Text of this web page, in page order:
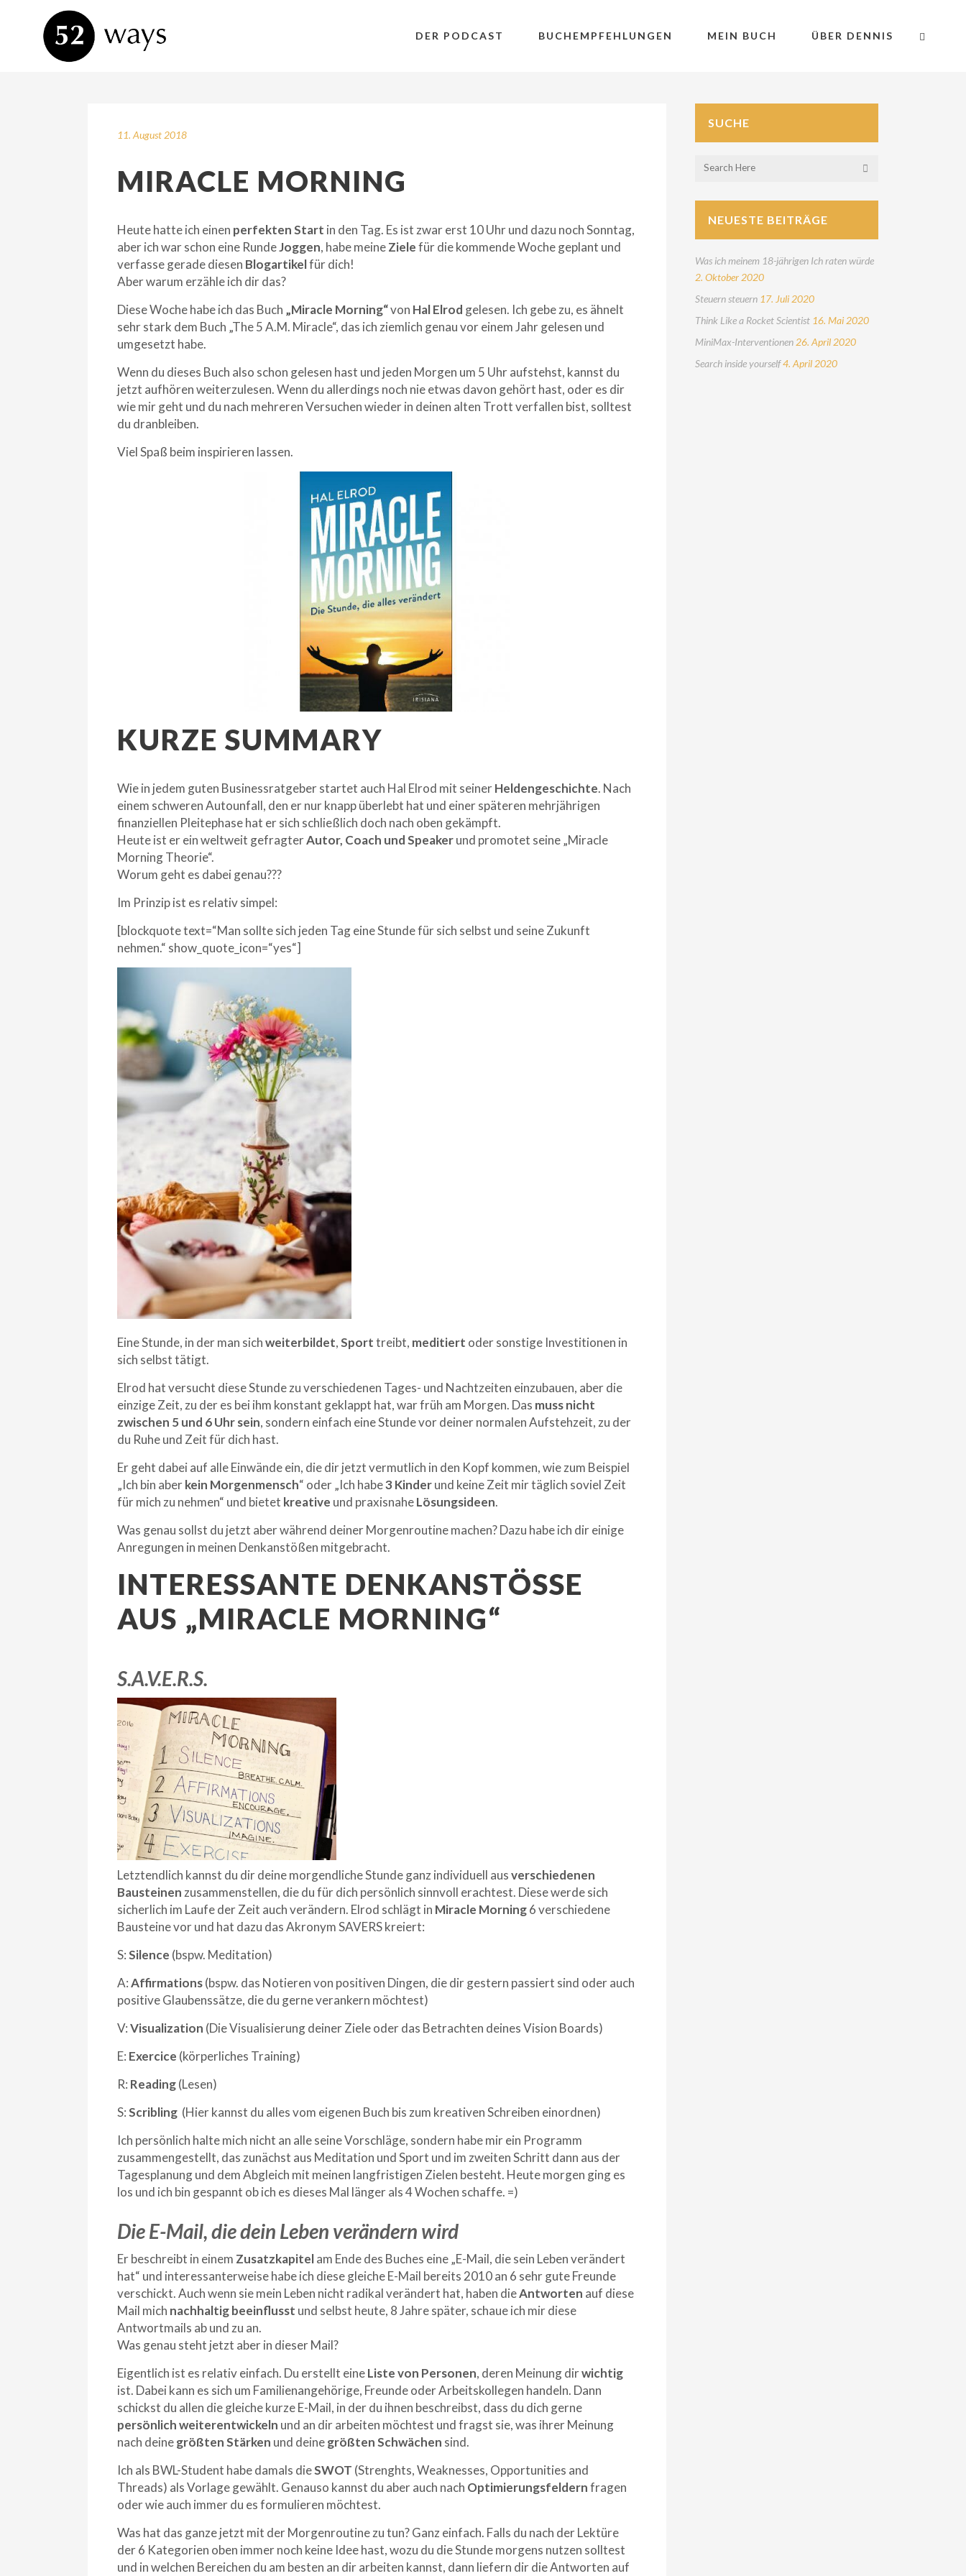
DER PODCAST BUCHEMPFEHLUNGEN MEIN BUCH ÜBER DENNIS
11. August 2018
MIRACLE MORNING
Heute hatte ich einen perfekten Start in den Tag. Es ist zwar erst 10 Uhr und dazu noch Sonntag,
aber ich war schon eine RundeJoggen, habe meineZielefür die kommende Woche geplant und
verfasse gerade diesen Blogartikelfür dich!
Aber warum erzähle ich dir das?
Diese Woche habe ich das Buch „Miracle Morning“von Hal Elrod gelesen. Ich gebe zu, es ähnelt
sehr stark dem Buch „The 5 A.M. Miracle“, das ich ziemlich genau vor einem Jahr gelesen und
umgesetzt habe.
Wenn du dieses Buch also schon gelesen hast und jeden Morgen um 5 Uhr aufstehst, kannst du
jetzt aufhören weiterzulesen. Wenn du allerdings noch nie etwas davon gehört hast, oder es dir
wie mir geht und du nach mehreren Versuchen wieder in deinen alten Trott verfallen bist, solltest
du dranbleiben.
Viel Spaß beim inspirieren lassen.
KURZE SUMMARY
Wie in jedem guten Businessratgeber startet auch Hal Elrod mit seinerHeldengeschichte. Nach
einem schweren Autounfall, den er nur knapp überlebt hat und einer späteren mehrjährigen
finanziellen Pleitephase hat er sich schließlich doch nach oben gekämpft.
Heute ist er ein weltweit gefragterAutor, Coach und Speakerund promotet seine „Miracle
Morning Theorie“.
Worum geht es dabei genau???
Im Prinzip ist es relativ simpel:
[blockquote text=“Man sollte sich jeden Tag eine Stunde für sich selbst und seine Zukunft
nehmen.“ show_quote_icon=“yes“]
Eine Stunde, in der man sichweiterbildet,Sporttreibt, meditiert oder sonstige Investitionen in
sich selbst tätigt.
Elrod hat versucht diese Stunde zu verschiedenen Tages- und Nachtzeiten einzubauen, aber die
einzige Zeit, zu der es bei ihm konstant geklappt hat, war früh am Morgen. Das muss nicht
zwischen 5 und 6 Uhr sein, sondern einfach eine Stunde vor deiner normalen Aufstehzeit, zu der
du Ruhe und Zeit für dich hast.
Er geht dabei auf alle Einwände ein, die dir jetzt vermutlich in den Kopf kommen, wie zum Beispiel
„Ich bin aberkein Morgenmensch“ oder „Ich habe3 Kinderund keine Zeit mir täglich soviel Zeit
für mich zu nehmen“ und bietet kreative und praxisnaheLösungsideen.
Was genau sollst du jetzt aber während deiner Morgenroutine machen? Dazu habe ich dir einige
Anregungen in meinen Denkanstößen mitgebracht.
INTERESSANTE DENKANSTÖSSE A
US „MIRACLE MORNING“
S.A.V.E.R.S.
Letztendlich kannst du dir deine morgendliche Stunde ganz individuell ausverschiedenen
Bausteinenzusammenstellen, die du für dich persönlich sinnvoll erachtest. Diese werde sich
sicherlich im Laufe der Zeit auch verändern. Elrod schlägt in Miracle Morning6 verschiedene
Bausteine vor und hat dazu das Akronym SAVERS kreiert:
S:Silence (bspw. Meditation)
A:Affirmations(bspw. das Notieren von positiven Dingen, die dir gestern passiert sind oder auch
positive Glaubenssätze, die du gerne verankern möchtest)
V:Visualization (Die Visualisierung deiner Ziele oder das Betrachten deines Vision Boards)
E: Exercice (körperliches Training)
R: Reading(Lesen)
S:Scribling (Hier kannst du alles vom eigenen Buch bis zum kreativen Schreiben einordnen)
Ich persönlich halte mich nicht an alle seine Vorschläge, sondern habe mir ein Programm
zusammengestellt, das zunächst aus Meditation und Sport und im zweiten Schritt dann aus der
Tagesplanung und dem Abgleich mit meinen langfristigen Zielen besteht. Heute morgen ging es
los und ich bin gespannt ob ich es dieses Mal länger als 4 Wochen schaffe. =)
Die E-Mail, die dein Leben verändern wird
Er beschreibt in einem Zusatzkapitelam Ende des Buches eine „E-Mail, die sein Leben verändert
hat“ und interessanterweise habe ich diese gleiche E-Mail bereits 2010 an 6 sehr gute Freunde
verschickt. Auch wenn sie mein Leben nicht radikal verändert hat, haben dieAntworten auf diese
Mail mich nachhaltig beeinflusst und selbst heute, 8 Jahre später, schaue ich mir diese
Antwortmails ab und zu an.
Was genau steht jetzt aber in dieser Mail?
Eigentlich ist es relativ einfach. Du erstellt eineListe von Personen, deren Meinung dirwichtig
ist. Dabei kann es sich um Familienangehörige, Freunde oder Arbeitskollegen handeln. Dann
schickst du allen die gleiche kurze E-Mail, in der du ihnen beschreibst, dass du dich gerne
persönlich weiterentwickeln und an dir arbeiten möchtest und fragst sie, was ihrer Meinung
nach deinegrößten Stärken und deinegrößtenSchwächen sind.
Ich als BWL-Student habe damals dieSWOT (Strenghts, Weaknesses, Opportunities and
Threads) als Vorlage gewählt. Genauso kannst du aber auch nach Optimierungsfeldernfragen
oder wie auch immer du es formulieren möchtest.
Was hat das ganze jetzt mit der Morgenroutine zu tun? Ganz einfach. Falls du nach der Lektüre
der 6 Kategorien oben immer noch keine Idee hast, wozu du die Stunde morgens nutzen solltest
und in welchen Bereichen du am besten an dir arbeiten kannst, dann liefern dir die Antworten auf
SUCHE
NEUESTE BEITRÄGE
Was ich meinem 18-jährigen Ich raten würde
2. Oktober 2020
Steuern steuern 17. Juli 2020
Think Like a Rocket Scientist 16. Mai 2020
MiniMax-Interventionen 26. April 2020
Search inside yourself4. April 2020